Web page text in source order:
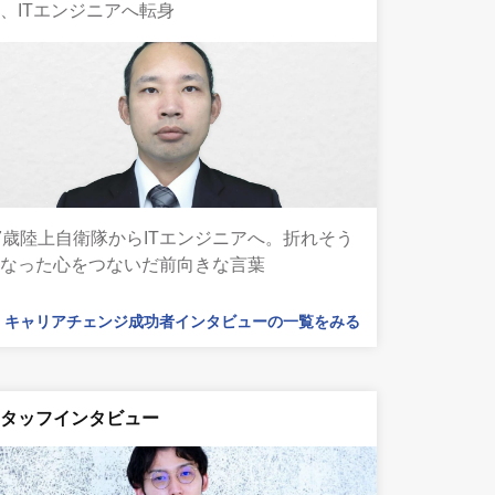
ITエンジニアへ転身
陸上自衛隊からITエンジニアへ。折れそう
った心をつないだ前向きな言葉
キャリアチェンジ成功者インタビューの一覧をみる
ッフインタビュー